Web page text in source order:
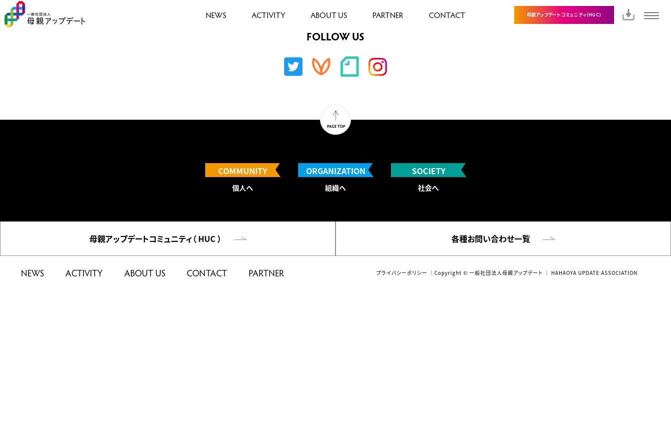
NEWS ACTIVITY ABOUT US PARTNER CONTACT 母親アップデートコミュニティ（HUC）
FOLLOW US
COMMUNITY
個人へ
ORGANIZATION
組織へ
SOCIETY
社会へ
母親アップデートコミュニティ（ HUC ） 各種お問い合わせ一覧
NEWS ACTIVITY ABOUT US CONTACT PARTNER プライバシーポリシー ｜Copyright © 一般社団法人母親アップデート ｜ HAHAOYA UPDATE ASSOCIATION